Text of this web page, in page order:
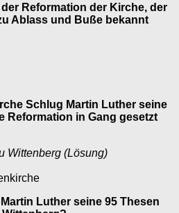
Reformation der Kirche, der
Ablass und Buße bekannt
Schlug Martin Luther seine
Reformation in Gang gesetzt
Wittenberg (Lösung)
Luther seine 95 Thesen